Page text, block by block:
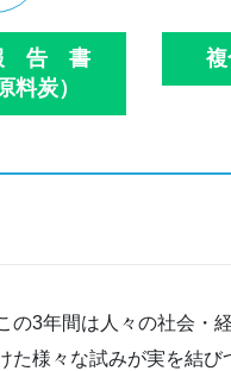
告 書
料炭）
3年間は人々の社会・
た様々な試みが実を結